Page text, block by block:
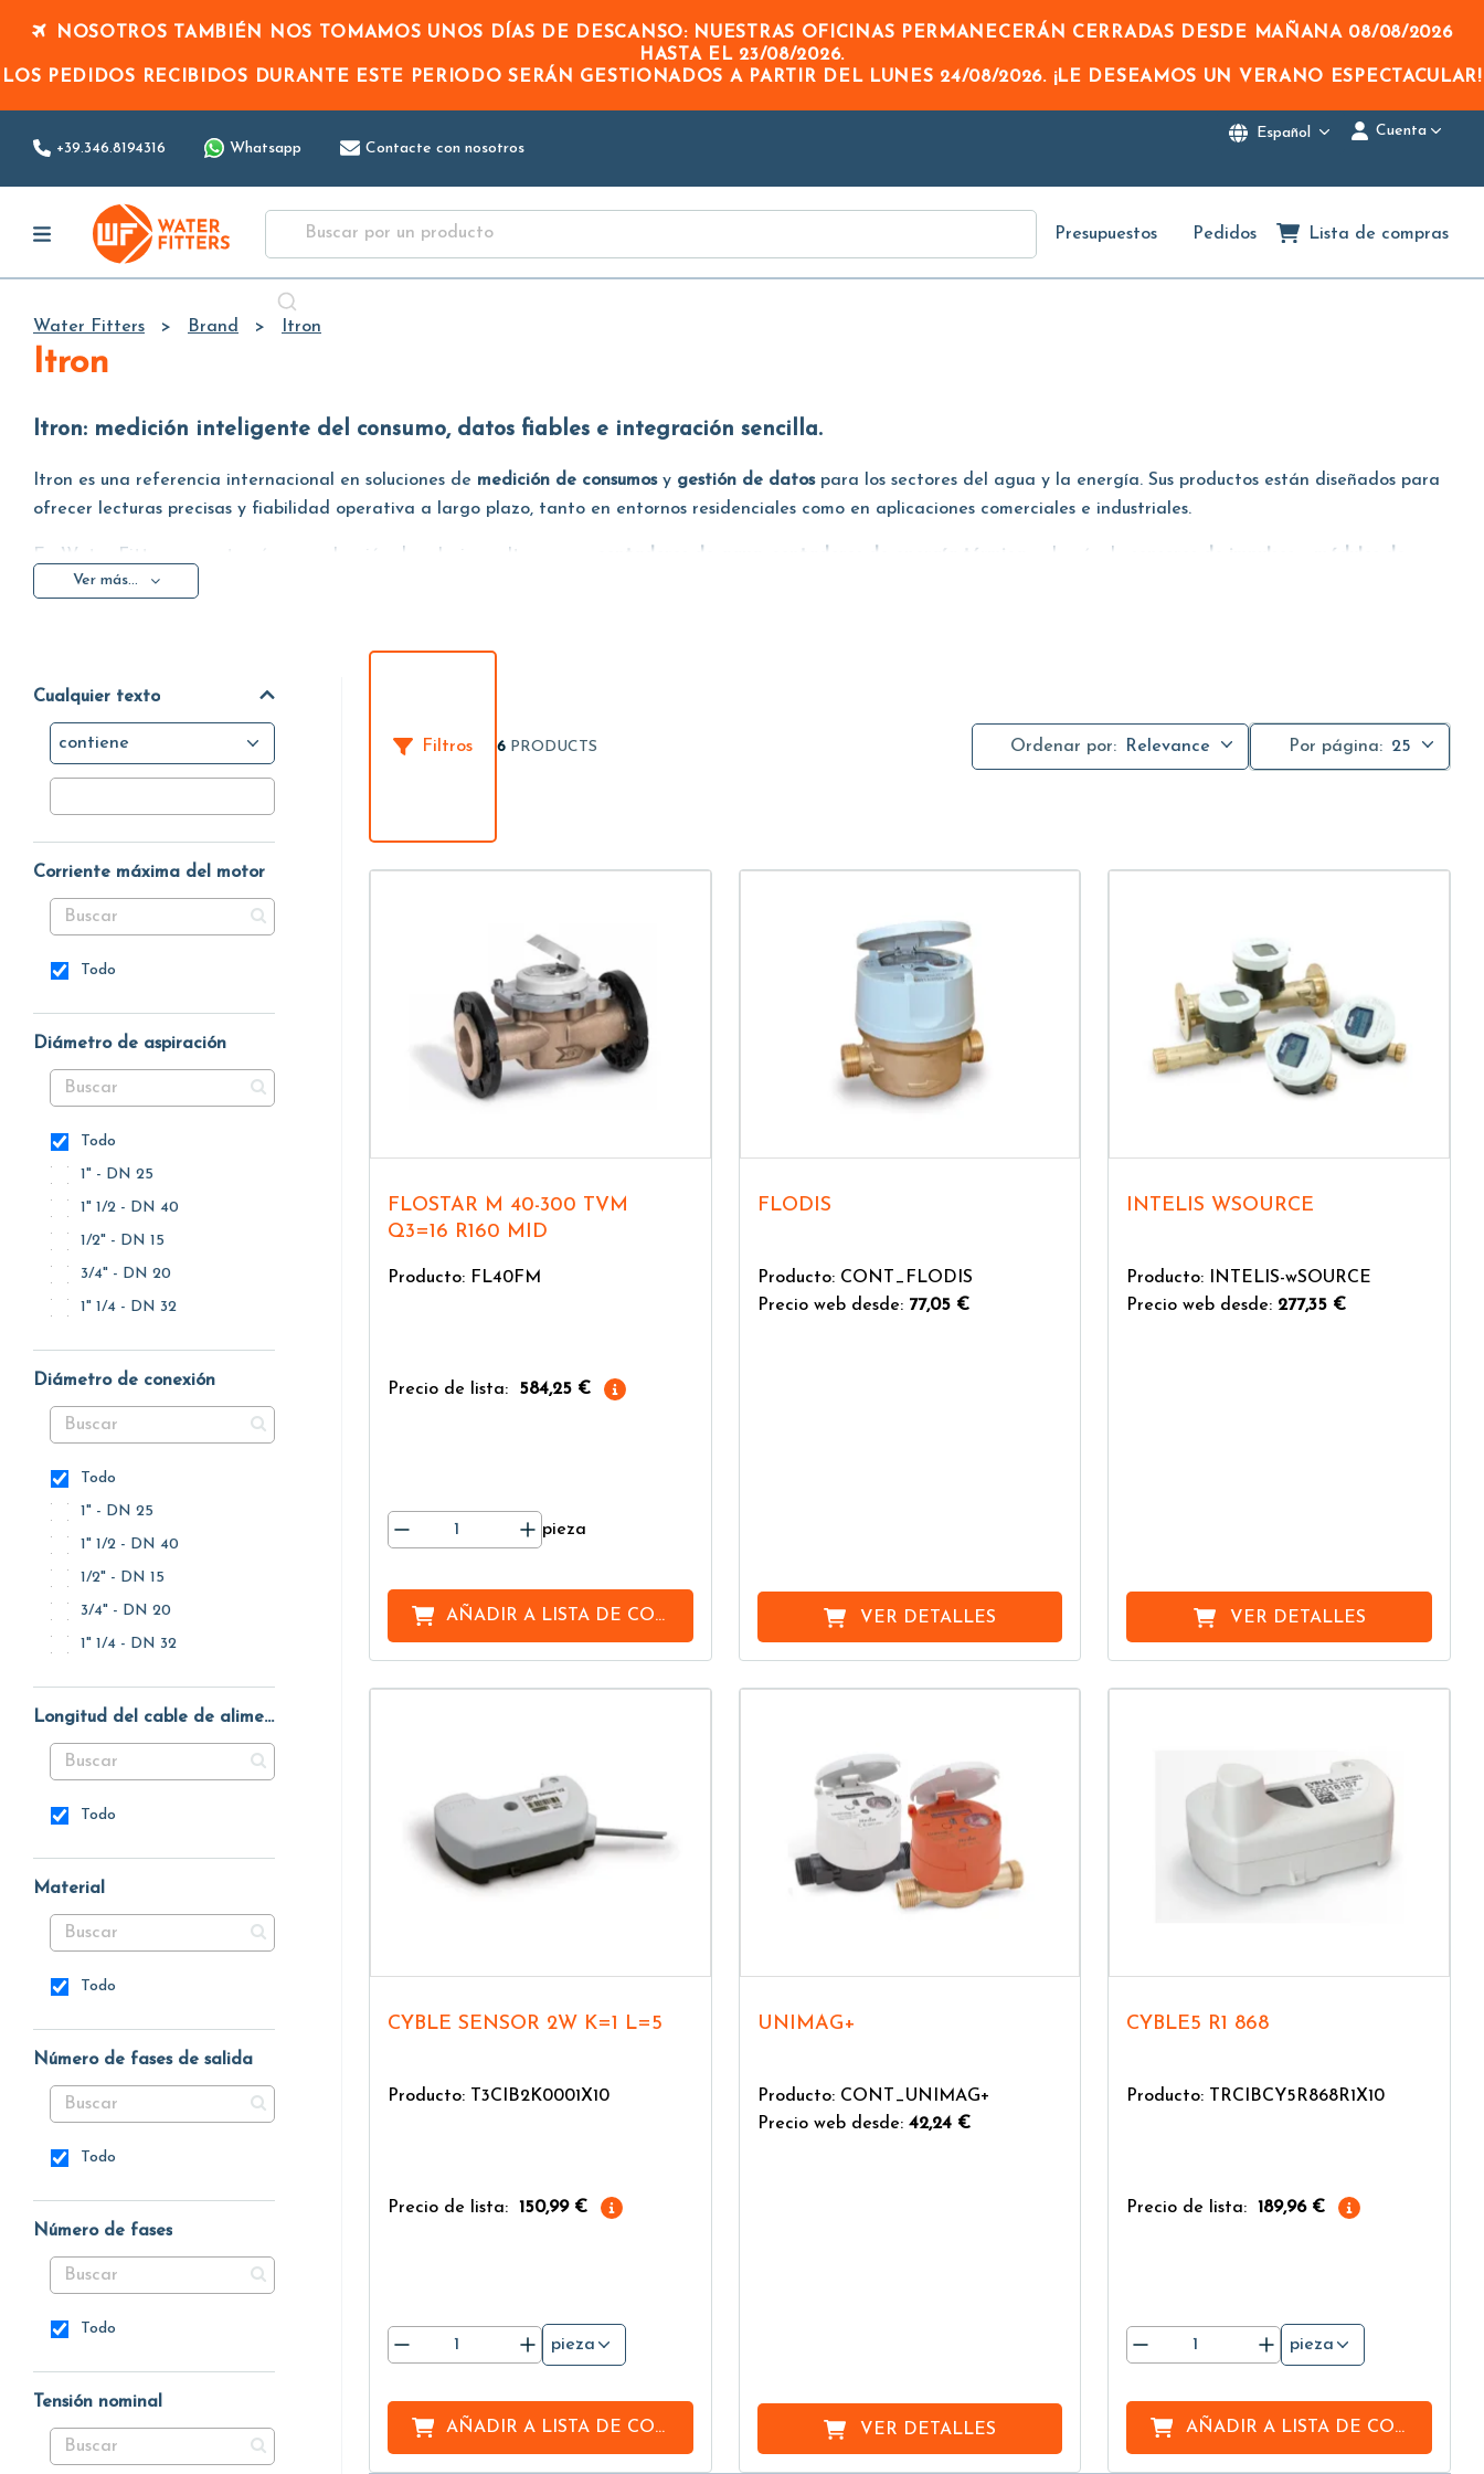
Main
Content
NOSOTROS TAMBIÉN NOS TOMAMOS UNOS DÍAS DE DESCANSO: NUESTRAS OFICINAS PERMANECERÁN CERRADAS DESDE MAÑANA 08/08/2026
HASTA EL 23/08/2026.
LOS PEDIDOS RECIBIDOS DURANTE ESTE PERIODOSERÁN GESTIONADOS A PARTIR DEL LUNES 24/08/2026. ¡LE DESEAMOS UN VERANO ESPECTACULAR!
+39.346.8194316 Whatsapp Contacte con nosotros
Español Cuenta
Presupuestos Pedidos Lista de compras
Water Fitters Brand Itron
Itron
Itron: medición inteligente del consumo, datos fiables e integración sencilla.
Itron es una referencia internacional en soluciones de medición de consumosy gestión de datospara los sectores del agua y la energía. Sus productos están diseñados para
ofrecer lecturas precisas y fiabilidad operativa a largo plazo, tanto en entornos residenciales como en aplicaciones comerciales e industriales.
En Water Fitters encontrarás una selección de soluciones Itron para contadores de agua contadores de energía térmica , además de sensores de impulsos
módulos de
comunicación
para lectura local y telelectura, según la configuración y el sistema de recogida de datos utilizado.
Ver más...
Cualquier texto
contiene
Corriente máxima del motor
Todo
Diámetro de aspiración
Todo
1" - DN 25
1" 1/2 - DN 40
1/2" - DN 15
3/4" - DN 20
1" 1/4 - DN 32
Diámetro de conexión
Todo
1" - DN 25
1" 1/2 - DN 40
1/2" - DN 15
3/4" - DN 20
1" 1/4 - DN 32
Longitud del cable de alimentación
Todo
Material
Todo
Número de fases de salida
Todo
Número de fases
Todo
Tensión nominal
Filtros 6 PRODUCTS Ordenar por: Relevance Por página: 25
FLOSTAR M 40-300 TVM
Q3=16 R160 MID
Producto: FL40FM
Precio de lista: 584,25 €
pieza
AÑADIR A LISTA DE COMPRAS
FLODIS
Producto: CONT_FLODIS
Precio web desde: 77,05 €
VER DETALLES
INTELIS WSOURCE
Producto: INTELIS-wSOURCE
Precio web desde: 277,35 €
VER DETALLES
CYBLE SENSOR 2W K=1 L=5
Producto: T3CIB2K0001X10
Precio de lista: 150,99 €
pieza
AÑADIR A LISTA DE COMPRAS
UNIMAG+
Producto: CONT_UNIMAG+
Precio web desde: 42,24 €
VER DETALLES
CYBLE5 R1 868
Producto: TRCIBCY5R868R1X10
Precio de lista: 189,96 €
pieza
AÑADIR ALISTA DE COMPRAS